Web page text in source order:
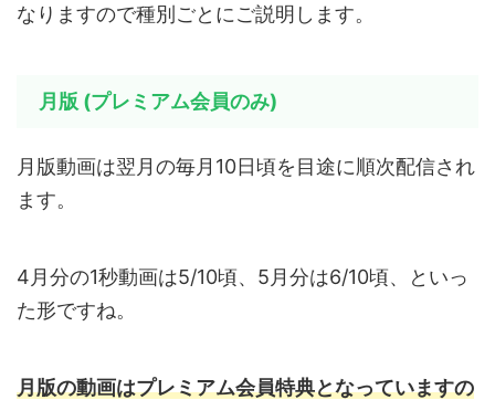
なりますので種別ごとにご説明します。
月版 (プレミアム会員のみ)
月版動画は翌月の毎月10日頃を目途に順次配信され
ます。
4月分の1秒動画は5/10頃、5月分は6/10頃、といっ
た形ですね。
月版の動画はプレミアム会員特典となっていますの